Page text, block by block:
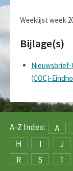
Weeklijst week
Bijlage(s)
(COC)-
A-Z Index: A
H
I J
R
S T